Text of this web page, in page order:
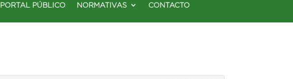
PORTAL PÚBLICO NORMATIVAS CONTACTO